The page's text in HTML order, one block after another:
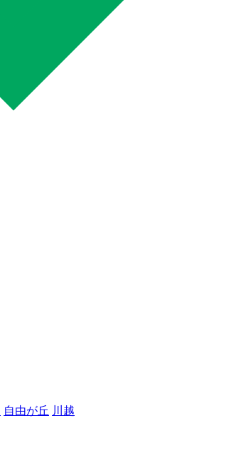
自由が丘 川越